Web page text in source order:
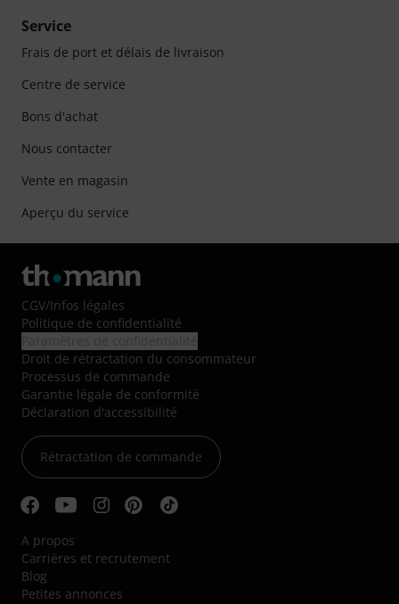
Service
Frais de port et délais de livraison
Centre de service
Bons d'achat
Nous contacter
Vente en magasin
Aperçu du service
CGV/Infos légales
Politique de confidentialité
Droit de rétractation du consommateur
Processus de commande
Garantie légale de conformité
Déclaration d'accessibilité
Rétractation de commande
A propos
Carrières et recrutement
Blog
Petites annonces